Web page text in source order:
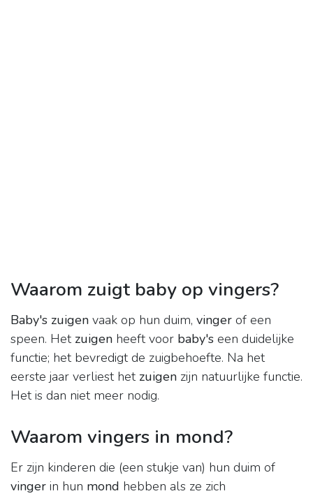
Waarom zuigt baby op vingers?
Baby's zuigen vaak op hun duim, vinger of een
speen. Het zuigen heeft voor baby's een duidelijke
functie; het bevredigt de zuigbehoefte. Na het
eerste jaar verliest het zuigen zijn natuurlijke functie.
Het is dan niet meer nodig.
Waarom vingers in mond?
Er zijn kinderen die (een stukje van) hun duim of
vinger in hun mond hebben als ze zich